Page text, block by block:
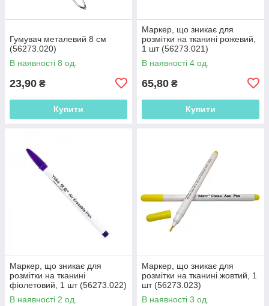
Гумувач металевий 8 см
(56273.020)
В наявності 8 од.
23,90 ₴
Купити
Маркер, що зникає для
розмітки на тканині рожевий,
1 шт (56273.021)
В наявності 4 од.
65,80 ₴
Купити
Маркер, що зникає для
розмітки на тканині
фіолетовий, 1 шт (56273.022)
В наявності 2 од.
Маркер, що зникає для
розмітки на тканині жовтий, 1
шт (56273.023)
В наявності 3 од.